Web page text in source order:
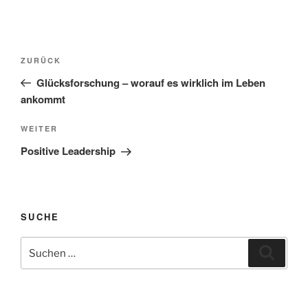
Beitragsnavigation
Vorheriger
Beitrag
ZURÜCK
Glücksforschung – worauf es wirklich im Leben
ankommt
Nächster
Beitrag
WEITER
Positive Leadership
SUCHE
nach: